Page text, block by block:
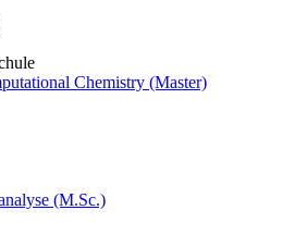
Chemistry (Master)
(M.Sc.)